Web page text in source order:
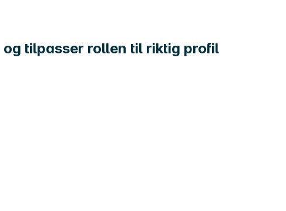
tilpasser rollen til riktig profil